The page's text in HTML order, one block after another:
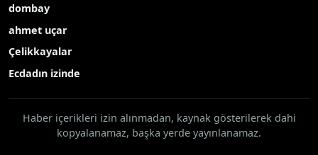
dombay
ahmet uçar
Çelikkayalar
Ecdadın izinde
Haber içerikleri izin alınmadan, kaynak gösterilerek dahi
kopyalanamaz, başka yerde yayınlanamaz.